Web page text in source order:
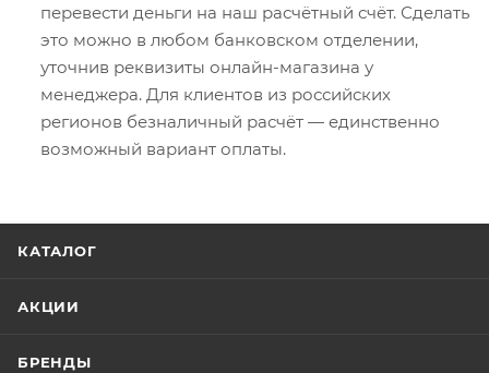
перевести деньги на наш расчётный счёт. Сделать
это можно в любом банковском отделении,
уточнив реквизиты онлайн-магазина у
менеджера. Для клиентов из российских
регионов безналичный расчёт — единственно
возможный вариант оплаты.
КАТАЛОГ
АКЦИИ
БРЕНДЫ